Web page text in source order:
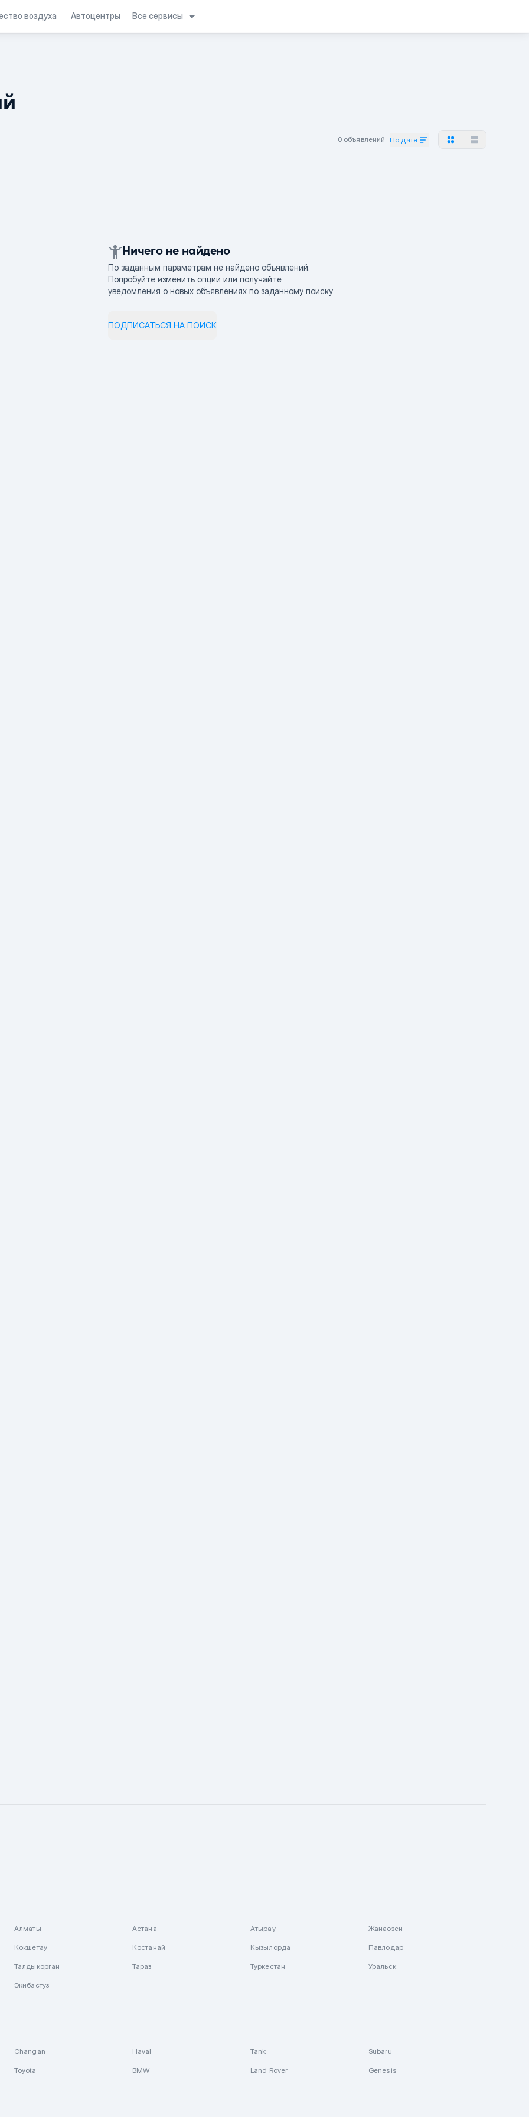
воздуха Автоцентры Все сервисы
0 объявлений По дате
Ничего не найдено
По заданным параметрам не найдено объявлений.
Попробуйте изменить опции или получайте
уведомления о новых объявлениях по заданному поиску
ПОДПИСАТЬСЯ НА ПОИСК
Алматы Астана Атырау Жанаозен
Кокшетау Костанай Кызылорда Павлодар
Талдыкорган Тараз Туркестан Уральск
Экибастуз
Changan Haval Tank Subaru
Toyota BMW Land Rover Genesis